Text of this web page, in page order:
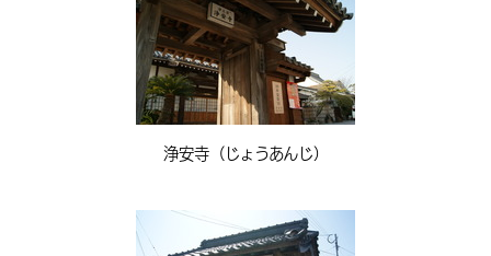
浄安寺（じょうあんじ）